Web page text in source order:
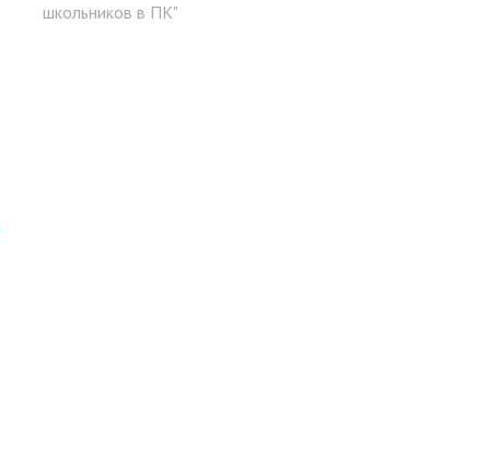
школьников в ПК"